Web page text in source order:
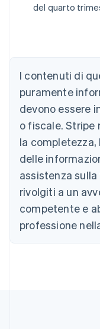
del quarto
I contenuti di
puramente
devono essere
o fiscale. Stripe
la
delle
assistenza
rivolgiti a un
competente e
professione
Australia
Austria
DeutschEnglish
Belgio
Brasile
PortuguêsEnglish
Bulgaria
English
Canada
EnglishFrançais
Cina continentale
简体中文English
Cipro